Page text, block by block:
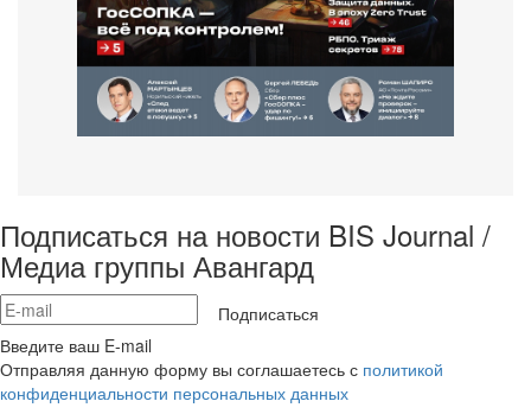
Подписаться на новости BIS Journal /
Медиа группы Авангард
Подписаться
Введите ваш E-mail
Отправляя данную форму вы соглашаетесь с политикой
конфиденциальности персональных данных